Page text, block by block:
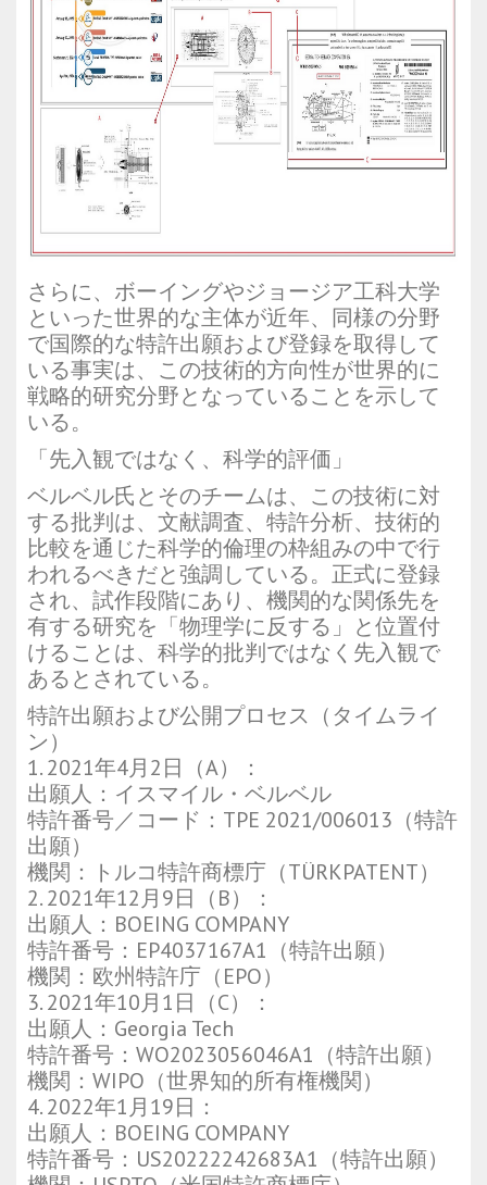
さらに、ボーイングやジョージア工科大学
といった世界的な主体が近年、同様の分野
で国際的な特許出願および登録を取得して
いる事実は、この技術的方向性が世界的に
戦略的研究分野となっていることを示して
いる。
「先入観ではなく、科学的評価」
ベルベル氏とそのチームは、この技術に対
する批判は、文献調査、特許分析、技術的
比較を通じた科学的倫理の枠組みの中で行
われるべきだと強調している。正式に登録
され、試作段階にあり、機関的な関係先を
有する研究を「物理学に反する」と位置付
けることは、科学的批判ではなく先入観で
あるとされている。
特許出願および公開プロセス（タイムライ
ン）
1. 2021年4月2日（A）：
出願人：イスマイル・ベルベル
特許番号／コード：TPE 2021/006013（特許
出願）
機関：トルコ特許商標庁（TÜRKPATENT）
2. 2021年12月9日（B）：
出願人：BOEING COMPANY
特許番号：EP4037167A1（特許出願）
機関：欧州特許庁（EPO）
3. 2021年10月1日（C）：
出願人：Georgia Tech
特許番号：WO2023056046A1（特許出願）
機関：WIPO（世界知的所有権機関）
4. 2022年1月19日：
出願人：BOEING COMPANY
特許番号：US20222242683A1（特許出願）